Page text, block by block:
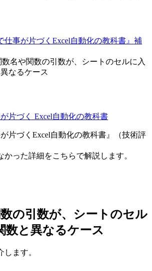
仕事が片づくExcel自動化の教科書』補
名や関数の引数が、シートのセルに入
なるケース
が片づくExcel自動化の教科書』（技術評
かった詳細をこちらで解説します。
の引数が、シートのセル
数と異なるケース
ます。